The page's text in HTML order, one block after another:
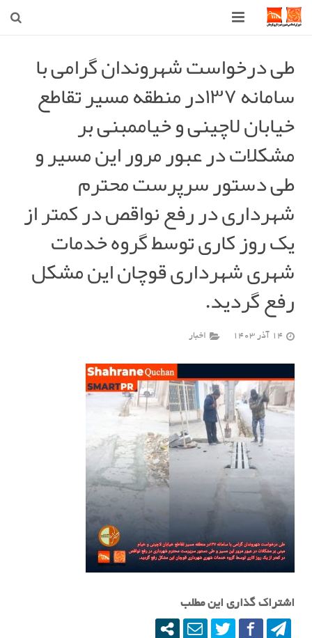
اخبار روز
قوچان
ارتباط با ما
طی درخواست شهروندان گرامی با
سامانه ۱۳۷در منطقه مسیر تقاطع
خیابان لاچینی و خیاممبنی بر
مشکلات در عبور مرور این مسیر و
طی دستور سرپرست محترم
شهرداری در رفع نواقص در کمتر از
یک روز کاری توسط گروه خدمات
شهری شهرداری قوچان این مشکل
رفع گردید.
14 آذر 1403 اخبار
اشتراک گذاری این مطلب